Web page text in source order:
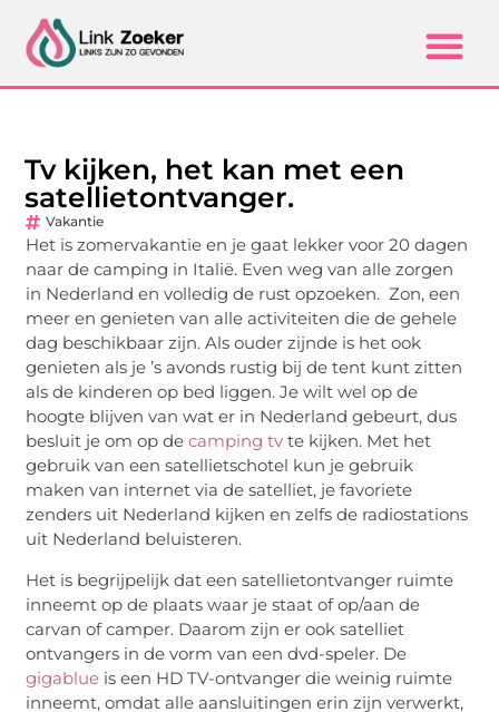
Tv kijken, het kan met een
satellietontvanger.
Vakantie
Het is zomervakantie en je gaat lekker voor 20 dagen
naar de camping in Italië. Even weg van alle zorgen
in Nederland en volledig de rust opzoeken. Zon, een
meer en genieten van alle activiteiten die de gehele
dag beschikbaar zijn. Als ouder zijnde is het ook
genieten als je ’s avonds rustig bij de tent kunt zitten
als de kinderen op bed liggen. Je wilt wel op de
hoogte blijven van wat er in Nederland gebeurt, dus
besluit je om op decamping tv te kijken. Met het
gebruik van een satellietschotel kun je gebruik
maken van internet via de satelliet, je favoriete
zenders uit Nederland kijken en zelfs de radiostations
uit Nederland beluisteren.
Het is begrijpelijk dat een satellietontvanger ruimte
inneemt op de plaats waar je staat of op/aan de
carvan of camper. Daarom zijn er ook satelliet
ontvangers in de vorm van een dvd-speler. De
gigablue is een HD TV-ontvanger die weinig ruimte
inneemt, omdat alle aansluitingen erin zijn verwerkt,